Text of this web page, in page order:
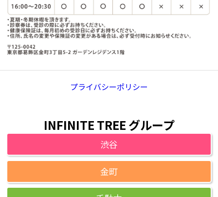
プライバシーポリシー
INFINITE TREE グループ
渋谷
金町